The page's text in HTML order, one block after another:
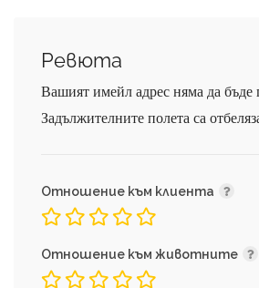
Ревюта
Вашият имейл адрес няма да бъде
Задължителните полета са
Отношение към клиента
Отношение към животните